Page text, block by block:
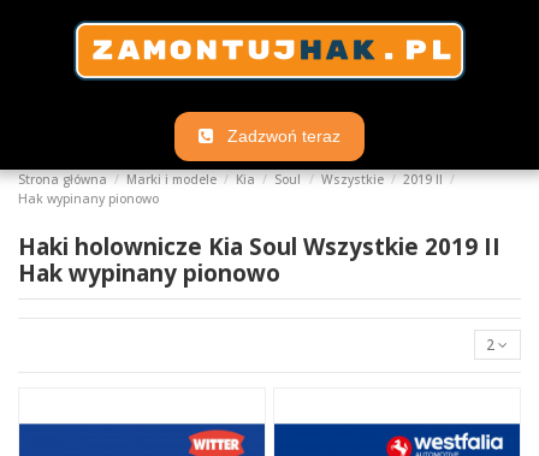
Zadzwoń teraz
Strona główna Marki i modele Kia Soul Wszystkie
2019 II
Hak wypinany pionowo
Haki holownicze Kia Soul Wszystkie 2019 II
Hak wypinany pionowo
2